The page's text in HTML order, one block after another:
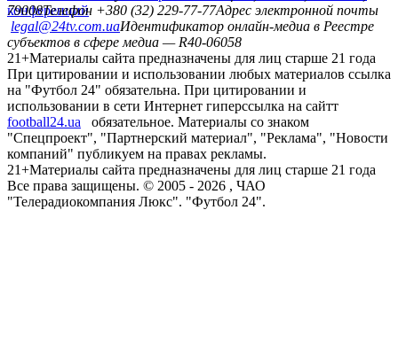
конференций
79008Телефон +380 (32) 229-77-77Адрес электронной почты
legal@24tv.com.uaИдентификатор онлайн-медиа в Реестре
субъектов в сфере медиа — R40-06058
21+Материалы сайта предназначены для лиц старше 21 года
При цитировании и использовании любых материалов ссылка
на "Футбол 24" обязательна. При цитировании и
использовании в сети Интернет гиперссылка на сайтт
football24.ua
обязательное. Материалы со знаком
"Спецпроект", "Партнерский материал", "Реклама", "Новости
компаний" публикуем на правах рекламы.
21+Материалы сайта предназначены для лиц старше 21 года
Все права защищены. © 2005 - 2026 , ЧАО
"Телерадиокомпания Люкс". "Футбол 24".